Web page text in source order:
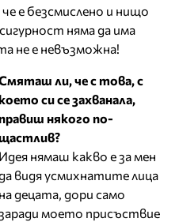
е безсмислено и нищо
няма да има
не е невъзможна!
ли, че с това, с
което си се захванала,
правиш някого по-
Идея нямаш какво е за мен
видя усмихнатите лица
на децата, дори само
моето присъствие